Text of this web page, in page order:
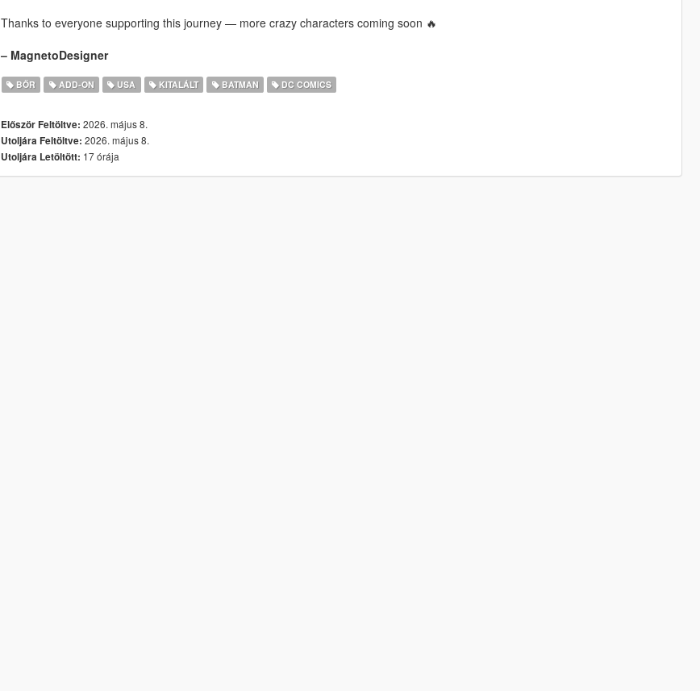
Thanks to everyone supporting this journey — more crazy characters coming soon 🔥
– MagnetoDesigner
BŐR ADD-ON USA KITALÁLT BATMAN DC COMICS
Először Feltöltve: 2026. május 8.
Utoljára Feltöltve: 2026. május 8.
Utoljára Letöltött: 17 órája